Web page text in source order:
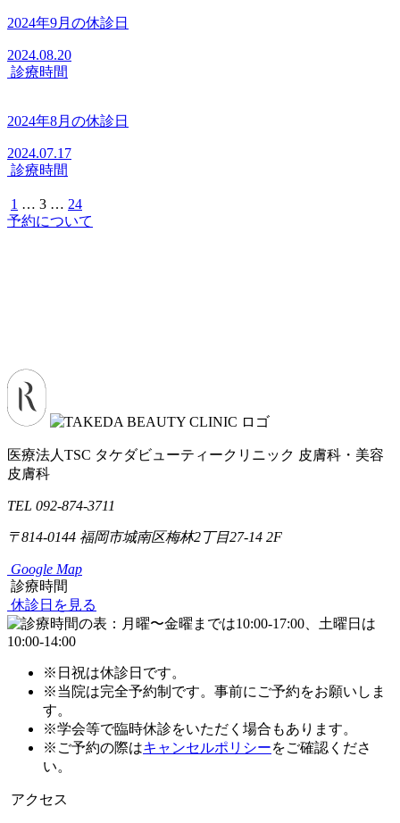
2024年9月の休診日
2024.08.20
診療時間
2024年8月の休診日
2024.07.17
診療時間
1 … 3 … 24
予約について
医療法人TSC タケダビューティークリニック 皮膚科・美容
皮膚科
TEL 092-874-3711
〒814-0144 福岡市城南区梅林2丁目27-14 2F
Google Map
診療時間
休診日を見る
※日祝は休診日です。
※当院は完全予約制です。事前にご予約をお願いしま
す。
※学会等で臨時休診をいただく場合もあります。
※ご予約の際はキャンセルポリシーをご確認くださ
い。
アクセス